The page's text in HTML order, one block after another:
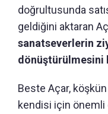
doğrultusunda
geldiğini aktaran
sanatseverlerin
Beste Açar,
kendisi için önemli